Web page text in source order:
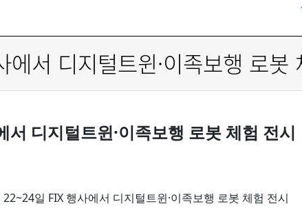
에서 디지털트윈·이족보행 로봇
서 디지털트윈·이족보행 로봇 체험 전시
일 FIX 행사에서 디지털트윈·이족보행 로봇 체험 전시